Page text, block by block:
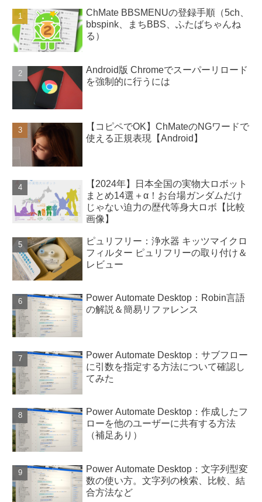
ChMate BBSMENUの登録手順（5ch、
bbspink、まちBBS、ふたばちゃんね
る）
Android版 Chromeでスーパーリロード
を強制的に行うには
【コピペでOK】ChMateのNGワードで
使える正規表現【Android】
【2024年】日本全国の実物大ロボット
まとめ14選＋α！お台場ガンダムだけ
じゃない迫力の歴代等身大ロボ【比較
画像】
ピュリフリー：浄水器 キッツマイクロ
フィルター ピュリフリーの取り付け＆
レビュー
Power Automate Desktop：Robin言語
の解説＆簡易リファレンス
Power Automate Desktop：サブフロー
に引数を指定する方法について確認し
てみた
Power Automate Desktop：作成したフ
ローを他のユーザーに共有する方法
（補足あり）
Power Automate Desktop：文字列型変
数の使い方。文字列の検索、比較、結
合方法など